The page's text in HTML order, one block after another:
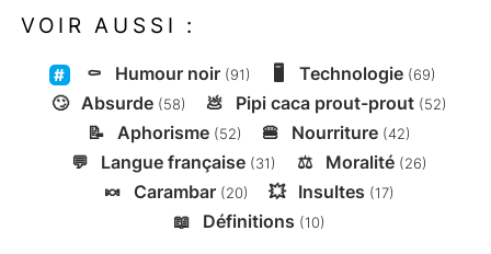
VOIR AUSSI :
⚰️ Humour noir (91) 🖥️ Technologie (69)
🙄 Absurde (58) 💩 Pipi caca prout-prout (52)
📝 Aphorisme (52) 🍔 Nourriture (42)
💬 Langue française (31) ⚖️ Moralité (26)
🍬 Carambar (20) 💥 Insultes (17)
📖 Définitions (10)